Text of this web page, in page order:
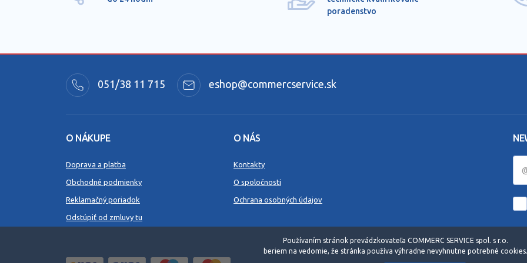
poradenstvo
051/38 11 715 eshop@commercservice.sk
O NÁKUPE
Doprava a platba
Obchodné podmienky
Reklamačný poriadok
Odstúpiť od zmluvy tu
O NÁS
Kontakty
O spoločnosti
Ochrana osobných údajov
Používaním stránok prevádzkovateľa COMMERC SERVICE spol. s r.o.
beriem na vedomie, že stránka používa výhradne nevyhnutne potrebné cookies.